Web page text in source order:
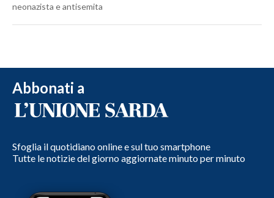
neonazista e antisemita
Abbonati a
Sfoglia il quotidiano online e sul tuo smartphone
Tutte le notizie del giorno aggiornate minuto per minuto